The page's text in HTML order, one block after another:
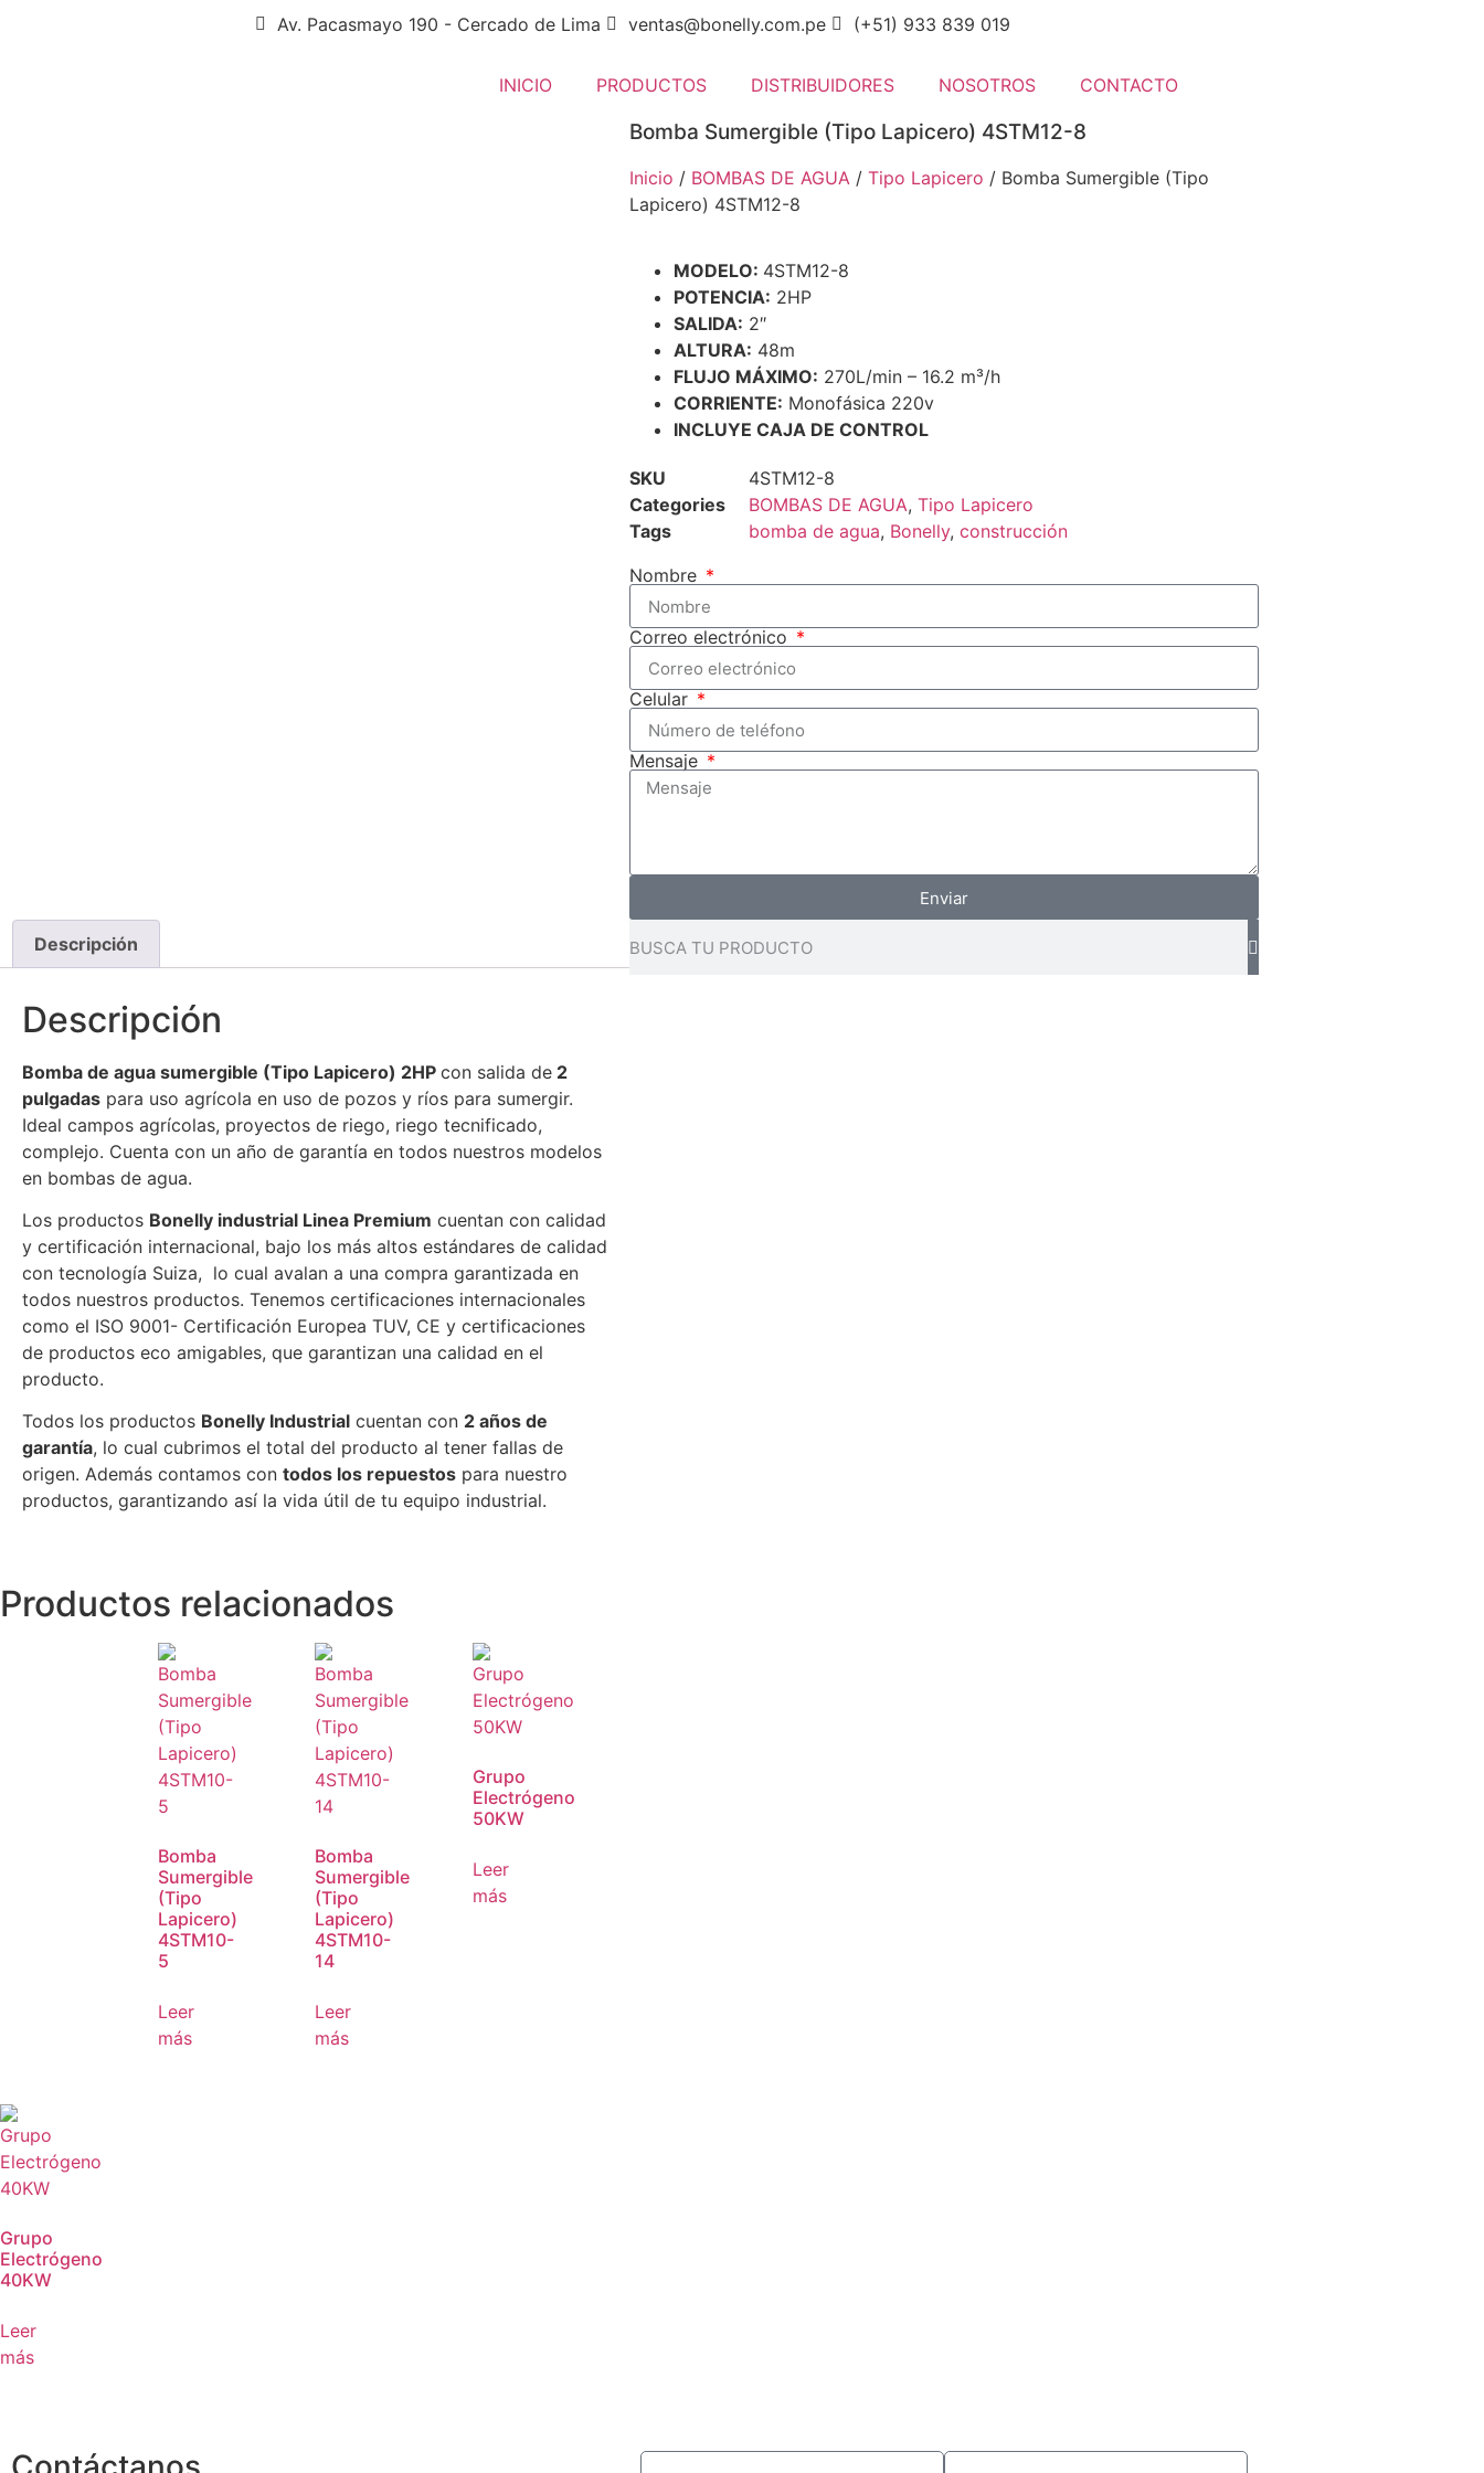
Av. Pacasmayo 190 - Cercado de Lima ventas@bonelly.com.pe (+51) 933 839 019
INICIO PRODUCTOS DISTRIBUIDORES NOSOTROS CONTACTO
Bomba Sumergible (Tipo Lapicero) 4STM12-8
Inicio / BOMBAS DE AGUA / Tipo Lapicero / Bomba Sumergible (Tipo
Lapicero) 4STM12-8
MODELO: 4STM12-8
POTENCIA: 2HP
SALIDA: 2″
ALTURA: 48m
FLUJO MÁXIMO: 270L/min – 16.2 m³/h
CORRIENTE: Monofásica 220v
INCLUYE CAJA DE CONTROL
SKU
4STM12-8
Categories
BOMBAS DE AGUA, Tipo Lapicero
Tags
bomba de agua, Bonelly, construcción
Nombre
Correo electrónico
Celular
Mensaje
Enviar
Descripción
Descripción
Bomba de agua sumergible (Tipo Lapicero) 2HP con salida de 2
pulgadas para uso agrícola en uso de pozos y ríos para sumergir.
Ideal campos agrícolas, proyectos de riego, riego tecnificado,
complejo. Cuenta con un año de garantía en todos nuestros modelos
en bombas de agua.
Los productos Bonelly industrial Linea Premium cuentan con calidad
y certificación internacional, bajo los más altos estándares de calidad
con tecnología Suiza, lo cual avalan a una compra garantizada en
todos nuestros productos. Tenemos certificaciones internacionales
como el ISO 9001- Certificación Europea TUV, CE y certificaciones
de productos eco amigables, que garantizan una calidad en el
producto.
Todos los productos Bonelly Industrial cuentan con 2 años de
garantía, lo cual cubrimos el total del producto al tener fallas de
origen. Además contamos con todos los repuestos para nuestro
productos, garantizando así la vida útil de tu equipo industrial.
Productos relacionados
Bomba
Sumergible
(Tipo
Lapicero)
4STM10-
5
Leer
más
Bomba
Sumergible
(Tipo
Lapicero)
4STM10-
14
Leer
más
Grupo
Electrógeno
50KW
Leer
más
Grupo
Electrógeno
40KW
Leer
más